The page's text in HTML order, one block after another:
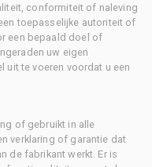
conformiteit of naleving
toepasselijke autoriteit of
een bepaald doel of
uw eigen
uit te voeren voordat u een
of gebruikt in alle
verklaring of garantie dat
de fabrikant werkt. Er is